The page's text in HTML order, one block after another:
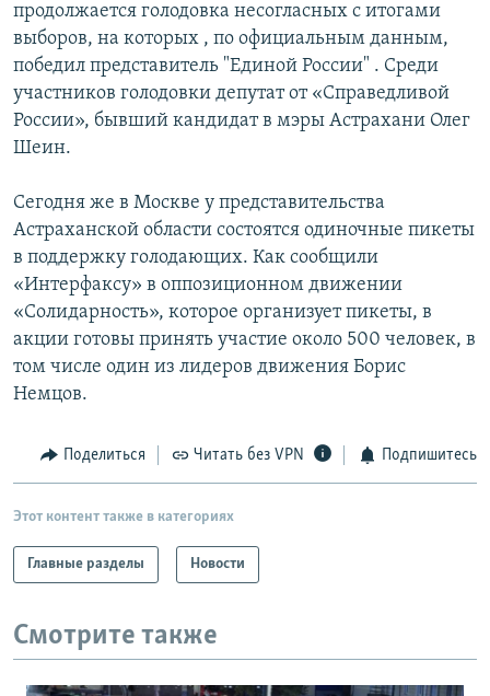
продолжается голодовка несогласных с итогами
выборов, на которых , по официальным данным,
победил представитель "Единой России" . Среди
участников голодовки депутат от «Справедливой
России», бывший кандидат в мэры Астрахани Олег
Шеин.
Сегодня же в Москве у представительства
Астраханской области состоятся одиночные пикеты
в поддержку голодающих. Как сообщили
«Интерфаксу» в оппозиционном движении
«Солидарность», которое организует пикеты, в
акции готовы принять участие около 500 человек, в
том числе один из лидеров движения Борис
Немцов.
Поделиться Читать без VPN Подпишитесь
Этот контент также в категориях
Главные разделы Новости
Смотрите также